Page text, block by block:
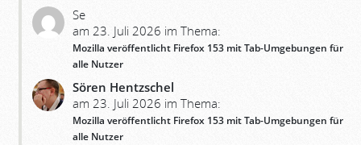
Se
am 23. Juli 2026 im Thema:
Mozilla veröffentlicht Firefox 153 mit Tab-Umgebungen für
alle Nutzer
Sören Hentzschel
am 23. Juli 2026 im Thema:
Mozilla veröffentlicht Firefox 153 mit Tab-Umgebungen für
alle Nutzer